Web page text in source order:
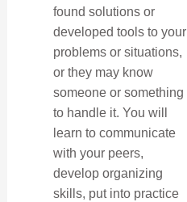
found solutions or
developed tools to your
problems or situations,
or they may know
someone or something
to handle it. You will
learn to communicate
with your peers,
develop organizing
skills, put into practice